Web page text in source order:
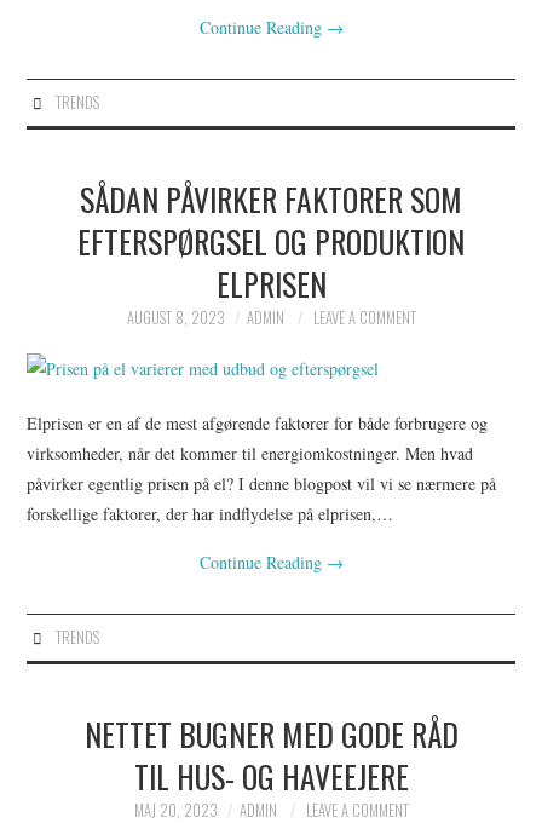
Continue Reading →
TRENDS
SÅDAN PÅVIRKER FAKTORER SOM
EFTERSPØRGSEL OG PRODUKTION
ELPRISEN
AUGUST 8, 2023 ADMIN LEAVE A COMMENT
Elprisen er en af de mest afgørende faktorer for både forbrugere og
virksomheder, når det kommer til energiomkostninger. Men hvad
påvirker egentlig prisen på el? I denne blogpost vil vi se nærmere på
forskellige faktorer, der har indflydelse på elprisen,…
Continue Reading →
TRENDS
NETTET BUGNER MED GODE RÅD
TIL HUS- OG HAVEEJERE
MAJ 20, 2023 ADMIN LEAVE A COMMENT